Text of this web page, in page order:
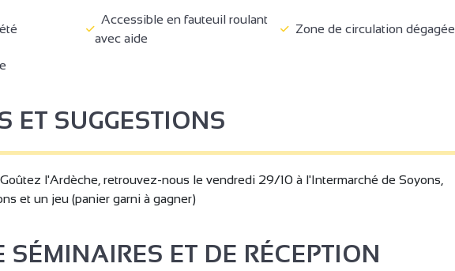
Accessible en fauteuil roulant
avec aide
Zone de circulation dégagée
ET SUGGESTIONS
l'Ardèche, retrouvez-nous le vendredi 29/10 à l'Intermarché de Soyons,
et un jeu (panier garni à gagner)
SÉMINAIRES ET DE RÉCEPTION